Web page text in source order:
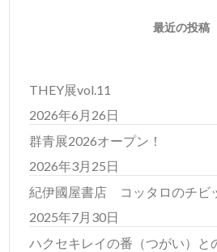
最近の投稿
THEY展vol.11
2026年6月26日
群青展2026オープン！
2026年3月25日
紀伊國屋書店 コッタロのチビ
2025年7月30日
ハクセキレイの番（つがい）と